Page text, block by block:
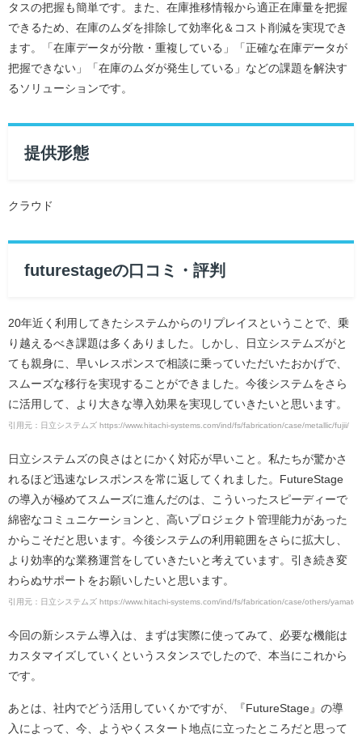
タスの把握も簡単です。また、在庫推移情報から適正在庫量を把握
できるため、在庫のムダを排除して効率化＆コスト削減を実現でき
ます。「在庫データが分散・重複している」「正確な在庫データが
把握できない」「在庫のムダが発生している」などの課題を解決す
るソリューションです。
提供形態
クラウド
futurestageの口コミ・評判
20年近く利用してきたシステムからのリプレイスということで、乗
り越えるべき課題は多くありました。しかし、日立システムズがと
ても親身に、早いレスポンスで相談に乗っていただいたおかげで、
スムーズな移行を実現することができました。今後システムをさら
に活用して、より大きな導入効果を実現していきたいと思います。
引用元：日立システムズ https://www.hitachi-systems.com/ind/fs/fabrication/case/metallic/fujii/
日立システムズの良さはとにかく対応が早いこと。私たちが驚かさ
れるほど迅速なレスポンスを常に返してくれました。FutureStage
の導入が極めてスムーズに進んだのは、こういったスピーディーで
綿密なコミュニケーションと、高いプロジェクト管理能力があった
からこそだと思います。今後システムの利用範囲をさらに拡大し、
より効率的な業務運営をしていきたいと考えています。引き続き変
わらぬサポートをお願いしたいと思います。
引用元：日立システムズ https://www.hitachi-systems.com/ind/fs/fabrication/case/others/yamato/
今回の新システム導入は、まずは実際に使ってみて、必要な機能は
カスタマイズしていくというスタンスでしたので、本当にこれから
です。
あとは、社内でどう活用していくかですが、『FutureStage』の導
入によって、今、ようやくスタート地点に立ったところだと思って